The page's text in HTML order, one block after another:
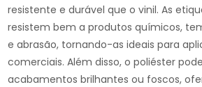
resistente e durável que o vinil. As
resistem bem a produtos químicos,
e abrasão, tornando-as ideais para
comerciais. Além disso, o poliéster
acabamentos brilhantes ou foscos,